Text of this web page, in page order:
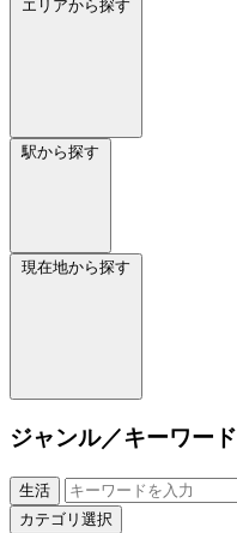
エリアから探す
駅から探す
現在地から探す
ジャンル／キーワード
生活
カテゴリ選択